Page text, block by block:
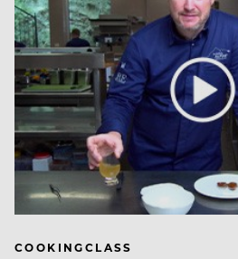
COOKINGCLASS